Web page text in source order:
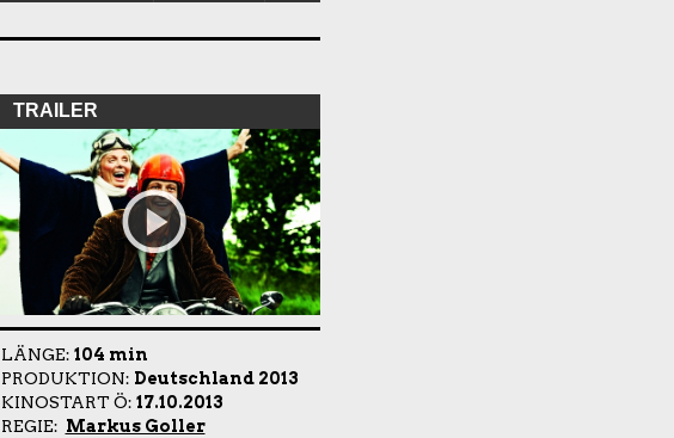
TRAILER
LÄNGE: 104 min
PRODUKTION: Deutschland 2013
KINOSTART Ö: 17.10.2013
REGIE: Markus Goller